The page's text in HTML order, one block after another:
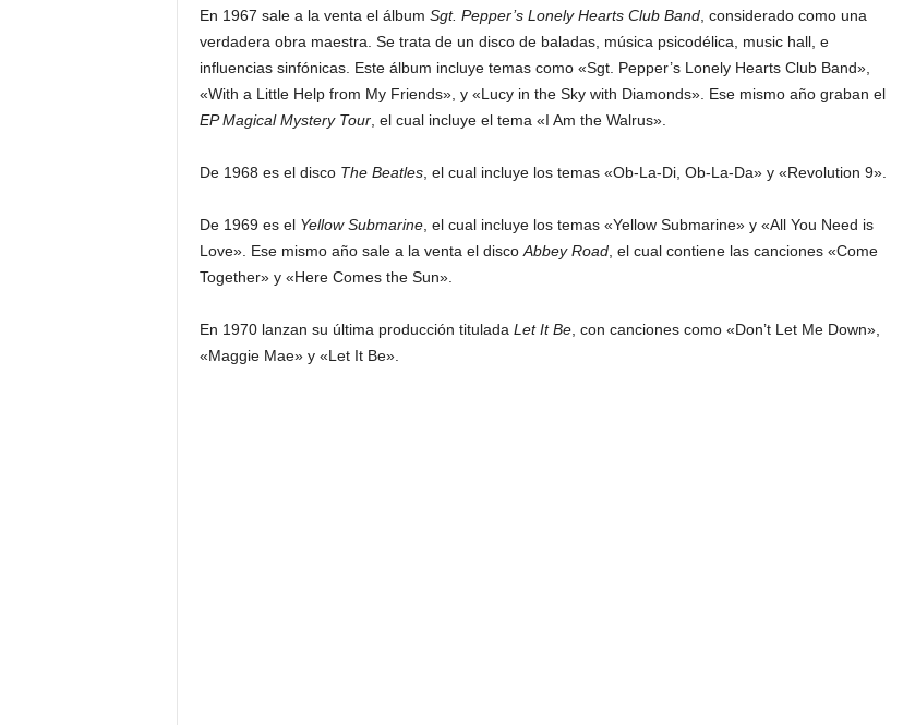
En 1967 sale a la venta el álbum Sgt. Pepper’s Lonely Hearts Club Band, considerado como una
verdadera obra maestra. Se trata de un disco de baladas, música psicodélica, music hall, e
influencias sinfónicas. Este álbum incluye temas como «Sgt. Pepper’s Lonely Hearts Club Band»,
«With a Little Help from My Friends», y «Lucy in the Sky with Diamonds». Ese mismo año graban el
EP Magical Mystery Tour, el cual incluye el tema «I Am the Walrus».
De 1968 es el disco The Beatles, el cual incluye los temas «Ob-La-Di, Ob-La-Da» y «Revolution 9».
De 1969 es el Yellow Submarine, el cual incluye los temas «Yellow Submarine» y «All You Need is
Love». Ese mismo año sale a la venta el disco Abbey Road, el cual contiene las canciones «Come
Together» y «Here Comes the Sun».
En 1970 lanzan su última producción titulada Let It Be, con canciones como «Don’t Let Me Down»,
«Maggie Mae» y «Let It Be».